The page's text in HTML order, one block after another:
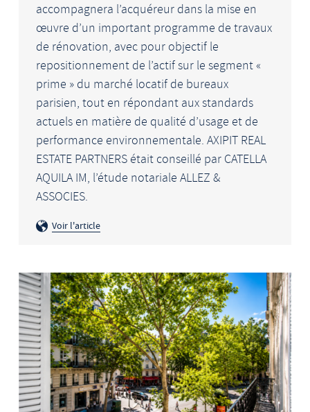
accompagnera l’acquéreur dans la mise en
œuvre d’un important programme de travaux
de rénovation, avec pour objectif le
repositionnement de l’actif sur le segment «
prime » du marché locatif de bureaux
parisien, tout en répondant aux standards
actuels en matière de qualité d’usage et de
performance environnementale. AXIPIT REAL
ESTATE PARTNERS était conseillé par CATELLA
AQUILA IM, l’étude notariale ALLEZ &
ASSOCIES.
Voir l'article